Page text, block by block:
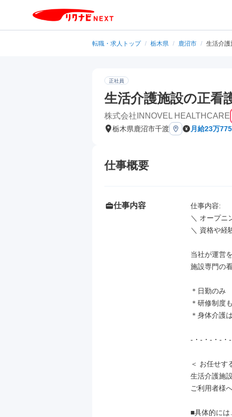
転職・求人トップ / 栃木県 / 鹿沼市 / 生活介護
正社員
生活介護施設の正看
株式会社INNOVEL HEALTHCARE
栃木県鹿沼市千渡 月給23万
仕事概要
仕事内容
仕事内容:
＼ オープニ
＼ 資格や経
当社が運営
施設専門の
＊日勤のみ
＊研修制度
＊身体介護
-・-・-・-・
＜ お任せす
生活介護施
ご利用者様
■具体的には